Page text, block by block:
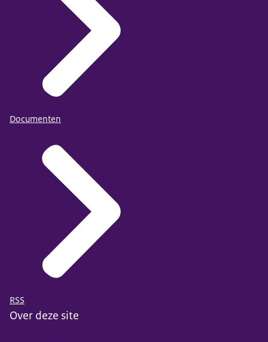
Documenten
RSS
Over deze site